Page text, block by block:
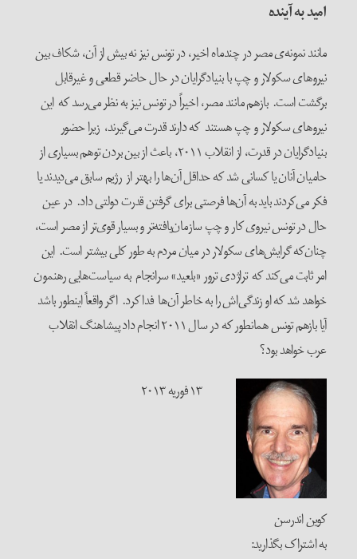
امید به آینده
مانند نمونه‌ی مصر در چندماه اخیر، در تونس نیز نه بیش از آن، شکاف بین
نیروهای سکولار و چپ با بنیادگرایان در حال حاضر قطعی و غیرقابل
برگشت است. بازهم مانند مصر، اخیراً در تونس نیز به نظر می‌رسد که این
نیروهای سکولار و چپ هستند که دارند قدرت می‌گیرند، زیرا حضور
بنیادگرایان در قدرت، از انقلاب ۲۰۱۱، باعث از بین بردن توهم بسیاری از
حامیان آنان یا کسانی شد که حداقل آن‌ها را بهتر از رژیم سابق می‌دیدند یا
فکر می‌کردند باید به آن‌ها فرصتی برای گرفتن قدرت دولتی داد. در عین
حال در تونس نیروی کار و چپ سازمان‌یافته‌تر و بسیار قوی‌تر از مصر است،
چنان‌که گرایش‌های سکولار در میان مردم به طور کلی بیشتر است. این
امر ثابت می‌کند که تراژدی ترور «بلعید» سرانجام به سیاست‌هایی رهنمون
خواهد شد که او زندگی‌اش را به خاطر آن‌ها فدا کرد. اگر واقعاً اینطور باشد
آیا بازهم تونس همانطور که در سال ۲۰۱۱ انجام داد پیشاهنگ انقلاب
عرب خواهد بود؟
کوین اندرسن
۱۳ فوریه ۲۰۱۳
به اشتراک بگذارید: